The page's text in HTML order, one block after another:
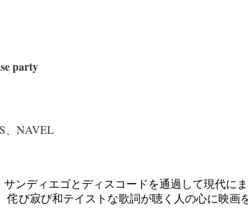
party
、NAVEL
ンディエゴとディスコードを通過して現代
び寂び和テイストな歌詞が聴く人の心に映画